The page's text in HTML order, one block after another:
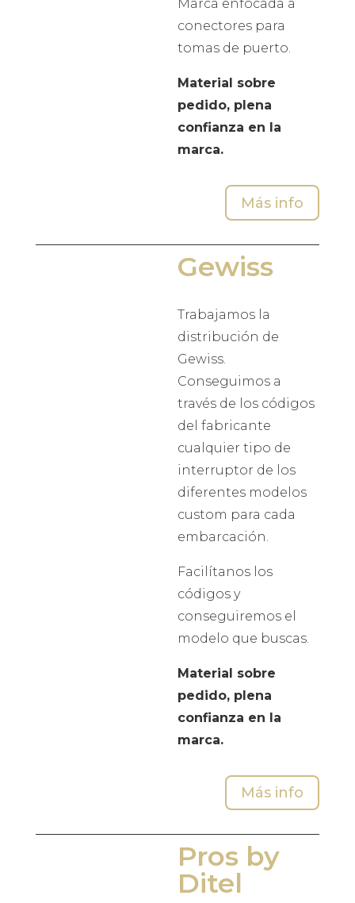
Marca enfocada a
conectores para
tomas de puerto.
Material sobre
pedido, plena
confianza en la
marca.
Más info
Gewiss
Trabajamos la
distribución de
Gewiss.
Conseguimos a
través de los códigos
del fabricante
cualquier tipo de
interruptor de los
diferentes modelos
custom para cada
embarcación.
Facilítanos los
códigos y
conseguiremos el
modelo que buscas.
Material sobre
pedido, plena
confianza en la
marca.
Más info
Pros by
Ditel